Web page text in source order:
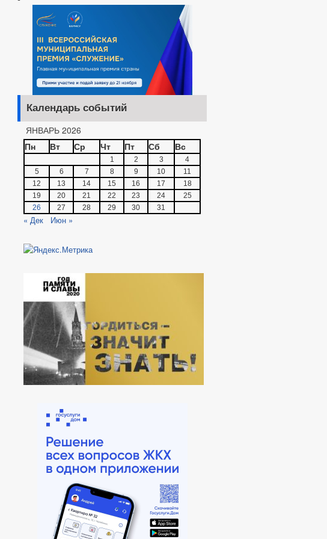
Календарь событий
ЯНВАРЬ 2026
Пн
Вт Ср Чт Пт Сб Вс
1 2 3
4
5
6 7 8 9 10
11
12
13 14 15 16 17
18
19
20 21 22 23 24
25
26
27 28 29 30 31
« Дек Июн »